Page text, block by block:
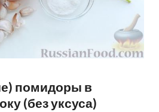
помидоры в
(без уксуса)